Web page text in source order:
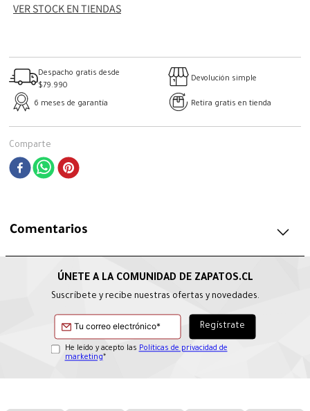
VER STOCK EN TIENDAS
Despacho gratis desde
$79.990
Devolución simple
6 meses de garantía Retira gratis en tienda
Comparte
Comentarios
Suscríbete y recibe nuestras ofertas y novedades.
He leído y acepto las Políticas de privacidad de
marketing*